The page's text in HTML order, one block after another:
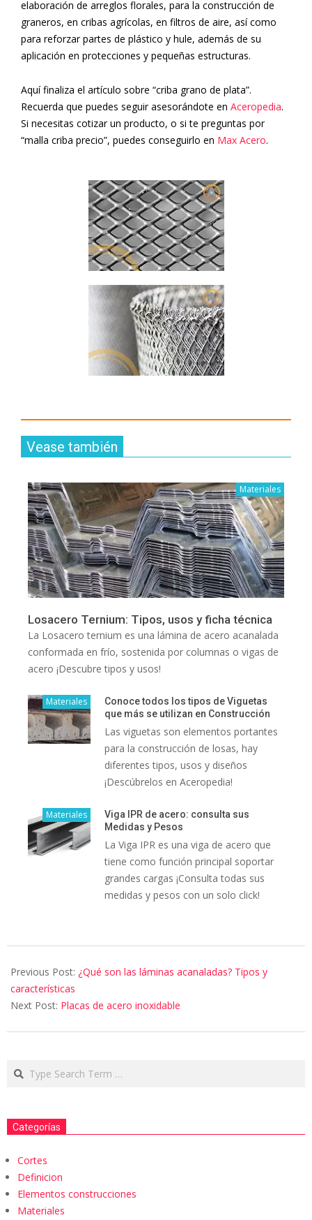
elaboración de arreglos florales, para la construcción de
graneros, en cribas agrícolas, en filtros de aire, así como
para reforzar partes de plástico y hule, además de su
aplicación en protecciones y pequeñas estructuras.
Aquí finaliza el artículo sobre “criba grano de plata”.
Recuerda que puedes seguir asesorándote en Aceropedia.
Si necesitas cotizar un producto, o si te preguntas por
“malla criba precio”, puedes conseguirlo en Max Acero.
Vease también
Materiales
Losacero Ternium: Tipos, usos y ficha técnica
La Losacero ternium es una lámina de acero acanalada
conformada en frío, sostenida por columnas o vigas de
acero ¡Descubre tipos y usos!
Materiales
Conoce todos los tipos de Viguetas
que más se utilizan en Construcción
Las viguetas son elementos portantes
para la construcción de losas, hay
diferentes tipos, usos y diseños
¡Descúbrelos en Aceropedia!
Materiales
Viga IPR de acero: consulta sus
Medidas y Pesos
La Viga IPR es una viga de acero que
tiene como función principal soportar
grandes cargas ¡Consulta todas sus
medidas y pesos con un solo click!
Previous Post: ¿Qué son las láminas acanaladas? Tipos y
características
Next Post: Placas de acero inoxidable
Categorías
Cortes
Definicion
Elementos construcciones
Materiales